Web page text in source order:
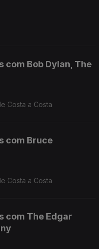
com Bob Dylan, The
Costa a Costa
com Bruce
Costa a Costa
com The Edgar